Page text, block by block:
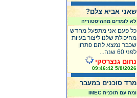
שאני אביא צלם?
לא לומדים מההיסטוריה
כל פעם אני מתפעל מחדש
מהיכולת שלנו ליצור בעיות
שכבר נמצא להם פתרון
לפני 60 שנה...
נחום גנצרסקי
5/8/2026 09:46:42
מרד סוכנים במעבר
ומה עם תוכנית IMEC